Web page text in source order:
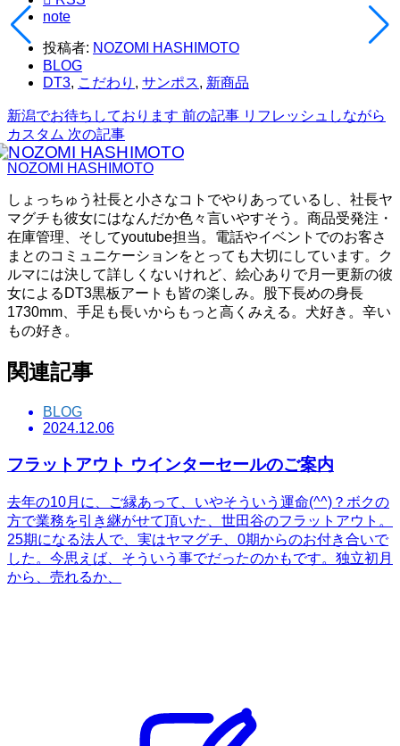
note
投稿者: NOZOMI HASHIMOTO
BLOG
DT3, こだわり , サンポス, 新商品
新潟でお待ちしております 前の記事 リフレッシュしながら
カスタム 次の記事
NOZOMI HASHIMOTO
しょっちゅう社長と小さなコトでやりあっているし、社長ヤ
マグチも彼女にはなんだか色々言いやすそう。商品受発注・
在庫管理、そしてyoutube担当。電話やイベントでのお客さ
まとのコミュニケーションをとっても大切にしています。ク
ルマには決して詳しくないけれど、絵心ありで月一更新の彼
女によるDT3黒板アートも皆の楽しみ。股下長めの身長
1730mm、手足も長いからもっと高くみえる。犬好き。辛い
もの好き。
関連記事
BLOG
2024.12.06
フラットアウト ウインターセールのご案内
去年の10月に、ご縁あって、いやそういう運命(^^)？ボクの
方で業務を引き継がせて頂いた、世田谷のフラットアウト。
25期になる法人で、実はヤマグチ、0期からのお付き合いで
した。今思えば、そういう事でだったのかもです。独立初月
から、売れるか、